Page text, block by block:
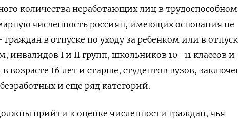
количества неработающих лиц в трудоспособном
численность россиян, имеющих основания не
в отпуске по уходу за ребенком или в
инвалидов I и II групп, школьников 10–11 классов и
возрасте 16 лет и старше, студентов вузов,
и еще ряд категорий.
прийти к оценке численности граждан, чья